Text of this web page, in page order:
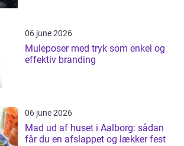
06 june 2026
Muleposer med tryk som enkel og
effektiv branding
06 june 2026
Mad ud af huset i Aalborg: sådan
får du en afslappet og lækker fest